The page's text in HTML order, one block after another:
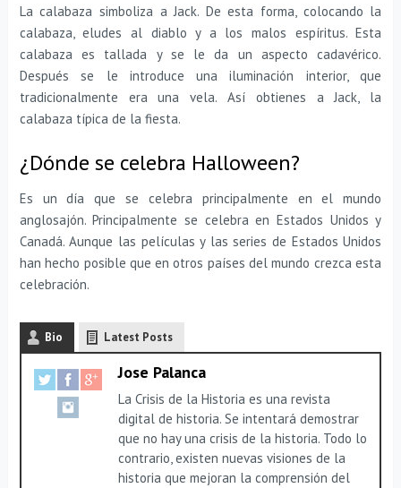
La calabaza simboliza a Jack. De esta forma, colocando la
calabaza, eludes al diablo y a los malos espíritus. Esta
calabaza es tallada y se le da un aspecto cadavérico.
Después se le introduce una iluminación interior, que
tradicionalmente era una vela. Así obtienes a Jack, la
calabaza típica de la fiesta.
¿Dónde se celebra Halloween?
Es un día que se celebra principalmente en el mundo
anglosajón. Principalmente se celebra en Estados Unidos y
Canadá. Aunque las películas y las series de Estados Unidos
han hecho posible que en otros países del mundo crezca esta
celebración.
Bio Latest Posts
Jose Palanca
La Crisis de la Historia es una revista
digital de historia. Se intentará demostrar
que no hay una crisis de la historia. Todo lo
contrario, existen nuevas visiones de la
historia que mejoran la comprensión del